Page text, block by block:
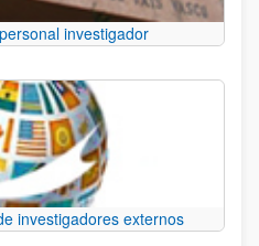
investigador
investigadores externos